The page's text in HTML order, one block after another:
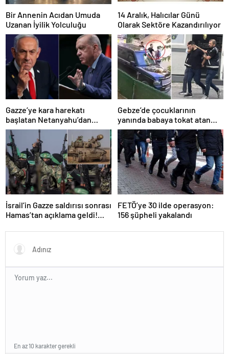
Bir Annenin Acıdan Umuda
Uzanan İyilik Yolculuğu
14 Aralık, Halıcılar Günü
Olarak Sektöre Kazandırılıyor
Gazze’ye kara harekatı
başlatan Netanyahu’dan
Erdoğan’a küstah sözler
Gebze’de çocuklarının
yanında babaya tokat atan
sürücü tutuklandı
İsrail’in Gazze saldırısı sonrası
Hamas’tan açıklama geldi!
FETÖ’ye 30 ilde operasyon:
156 şüpheli yakalandı
En az 10 karakter gerekli